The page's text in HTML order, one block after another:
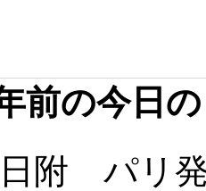
前の今日
附 パリ